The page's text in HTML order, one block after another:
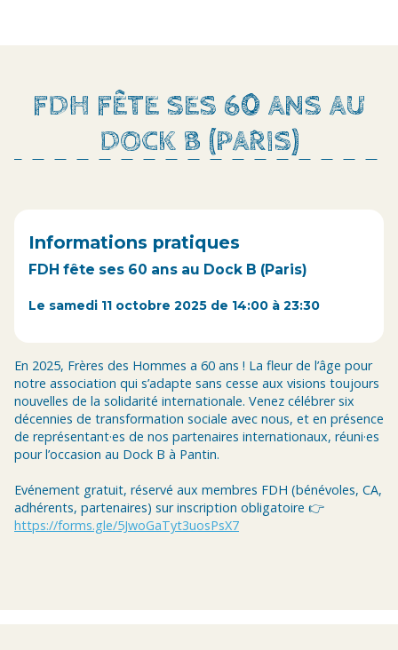
FDH FÊTE SES 60 ANS AU
DOCK B (PARIS)
Informations pratiques
FDH fête ses 60 ans au Dock B (Paris)
Le samedi 11 octobre 2025 de 14:00 à 23:30
En 2025, Frères des Hommes a 60 ans ! La fleur de l’âge pour
notre association qui s’adapte sans cesse aux visions toujours
nouvelles de la solidarité internationale. Venez célébrer six
décennies de transformation sociale avec nous, et en présence
de représentant·es de nos partenaires internationaux, réuni·es
pour l’occasion au Dock B à Pantin.
Evénement gratuit, réservé aux membres FDH (bénévoles, CA,
adhérents, partenaires) sur inscription obligatoire 👉
https://forms.gle/5JwoGaTyt3uosPsX7